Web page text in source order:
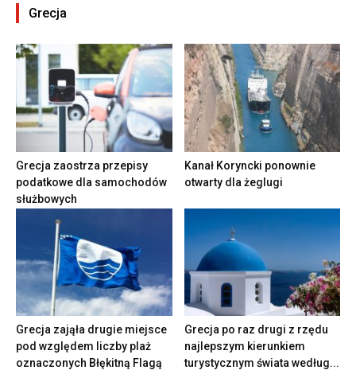
Grecja
Grecja zaostrza przepisy
podatkowe dla samochodów
służbowych
Kanał Koryncki ponownie
otwarty dla żeglugi
Grecja zająła drugie miejsce
pod względem liczby plaż
oznaczonych Błękitną Flagą
Grecja po raz drugi z rzędu
najlepszym kierunkiem
turystycznym świata według...